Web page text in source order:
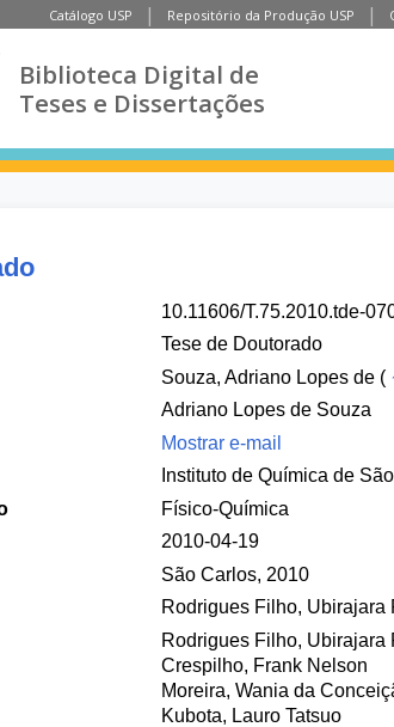
Catálogo USP Repositório da Produção USP
Biblioteca Digital de
Teses e Dissertações
10.11606/T.75.2010.tde-
Tese de Doutorado
Souza, Adriano Lopes de (
Adriano Lopes de Souza
Mostrar e-mail
Instituto de Química de
Físico-Química
2010-04-19
São Carlos, 2010
Rodrigues Filho, Ubirajara
Rodrigues Filho, Ubirajara
Crespilho, Frank Nelson
Moreira, Wania da
Kubota, Lauro Tatsuo